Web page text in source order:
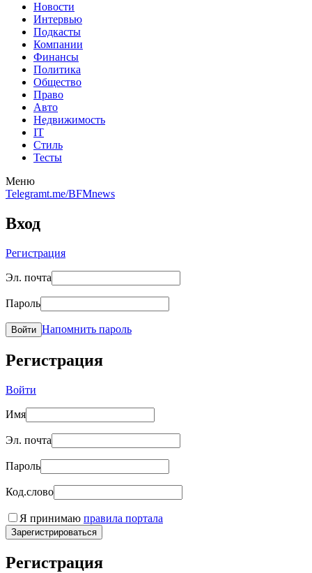
Новости
Интервью
Подкасты
Компании
Финансы
Политика
Общество
Право
Авто
Недвижимость
IT
Стиль
Тесты
Меню
Telegramt.me/BFMnews
Вход
Регистрация
Эл. почта
Пароль
Войти Напомнить пароль
Регистрация
Войти
Имя
Эл. почта
Пароль
Код.слово
Я принимаю правила портала
Зарегистрироваться
Регистрация